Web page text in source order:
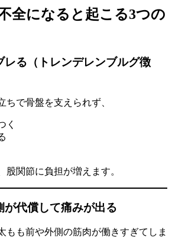
全になると起こる3つの
る（トレンデレンブルグ徴
ちで骨盤を支えられず、
く
股関節に負担が増えます。
代償して痛みが出る
もも前や外側の筋肉が働きすぎてしま